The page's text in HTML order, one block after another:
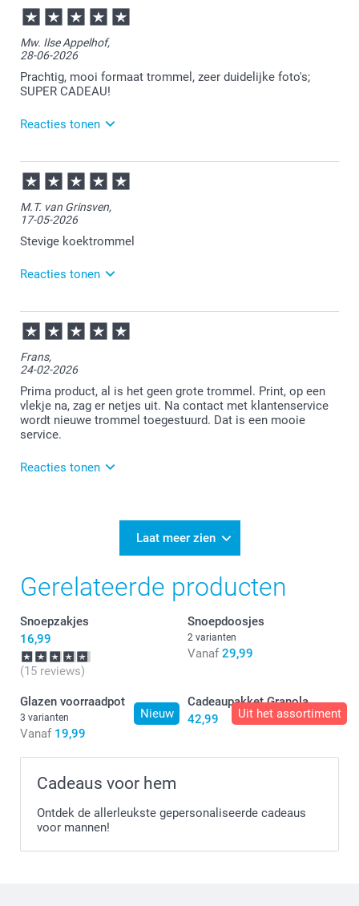
14:01
Bedankt voor je review. Wat ontzettend jammer dat
je niet tevreden bent. Ik zie dat er inmiddels al
contact is met de klantenservice.
Mw. Ilse Appelhof,
28-06-2026
Prachtig, mooi formaat trommel, zeer duidelijke foto's;
SUPER CADEAU!
Reacties tonen
29-06-2026
14:49
Bedankt voor je review. Erg leuk om te horen dat je
zo tevreden bent. Een koekjes trommel is een leuk
product om te personaliseren en kun je voor
meerdere doeleinden gebruiken. Heel veel plezier
M.T. van Grinsven,
17-05-2026
Stevige koektrommel
Reacties tonen
18-05-2026
13:47
Heel veel plezier van de koektrommel!
Frans,
24-02-2026
Prima product, al is het geen grote trommel. Print, op een
vlekje na, zag er netjes uit. Na contact met klantenservice
wordt nieuwe trommel toegestuurd. Dat is een mooie
service.
Reacties tonen
Bedankt voor je review. Vervelend om te horen dat je
onze klantenservice en we gaan je koekjestrommel
opnieuw voor je maken. Alsnog veel plezier ervan!
Laat meer zien
Gerelateerde producten
Snoepzakjes
16,99
(15 reviews)
Snoepdoosjes
2 varianten
Vanaf 29,99
Nieuw
Glazen voorraadpot
3 varianten
Vanaf 19,99
Uit het assortiment
Cadeaupakket Granola
42,99
Cadeaus voor hem
Ontdek de allerleukste gepersonaliseerde cadeaus
voor mannen!